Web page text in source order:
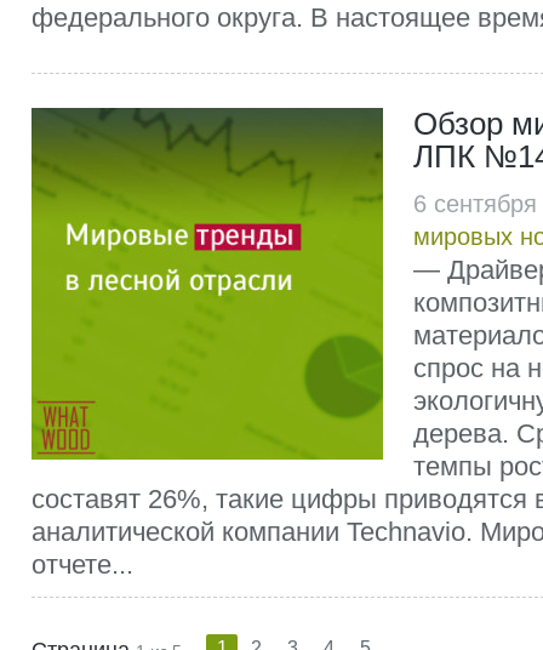
федерального округа. В настоящее
Обзор
ЛПК
6
мировых
—
спрос на
дерева.
темпы
составят 26%, такие цифры приводятся
аналитической компании Technavio.
отчете...